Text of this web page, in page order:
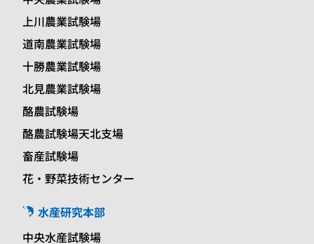
上川農業試験場
道南農業試験場
十勝農業試験場
北見農業試験場
酪農試験場
酪農試験場天北支場
畜産試験場
花・野菜技術センター
水産研究本部
中央水産試験場